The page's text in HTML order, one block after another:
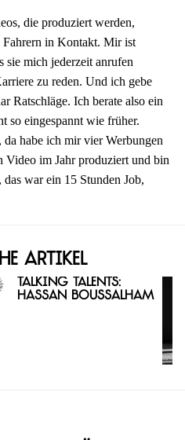
die produziert werden,
in Kontakt. Mir ist
sie mich jederzeit anrufen
zu reden. Und ich gebe
Ratschläge. Ich berate also ein
so eingespannt wie früher.
da habe ich mir vier Werbungen
Video im Jahr produziert und bin
war ein 15 Stunden Job,
Artikel
Talking Talents:
Hassan Boussalham